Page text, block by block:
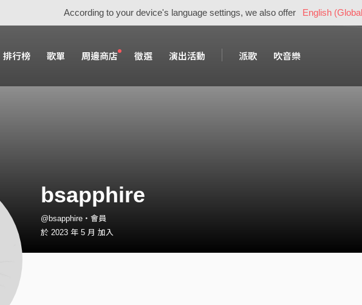
According to your device's language settings, we also offer English
排行榜 歌單 周邊商店 徵選 演出活動 派歌 吹音樂
bsapphire
@bsapphire・會員
於 2023 年 5 月 加入